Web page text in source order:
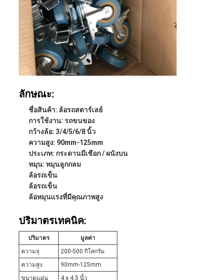
ลักษณะ:
ชื่อสินค้า: ล้อรถสตาร์เลย์
การใช้งาน: รถขนของ
กว้างล้อ: 3/4/5/6/8 นิ้ว
ความสูง: 90mm-125mm
ประเภท: กระดานมีเชือก / ผนังบน
หมุน: หมุนลูกกลม
ล้อรถเข็น
ล้อรถเข็น
ล้อหมุนแรงที่มีคุณภาพสูง
ปริมาตรเทคนิค:
ปริมาตร
มูลค่า
ความจุ
200-500 กิโลกรัม
ความสูง
90mm-125mm
ขนาดแผ่น
4 x 4.5 นิ้ว